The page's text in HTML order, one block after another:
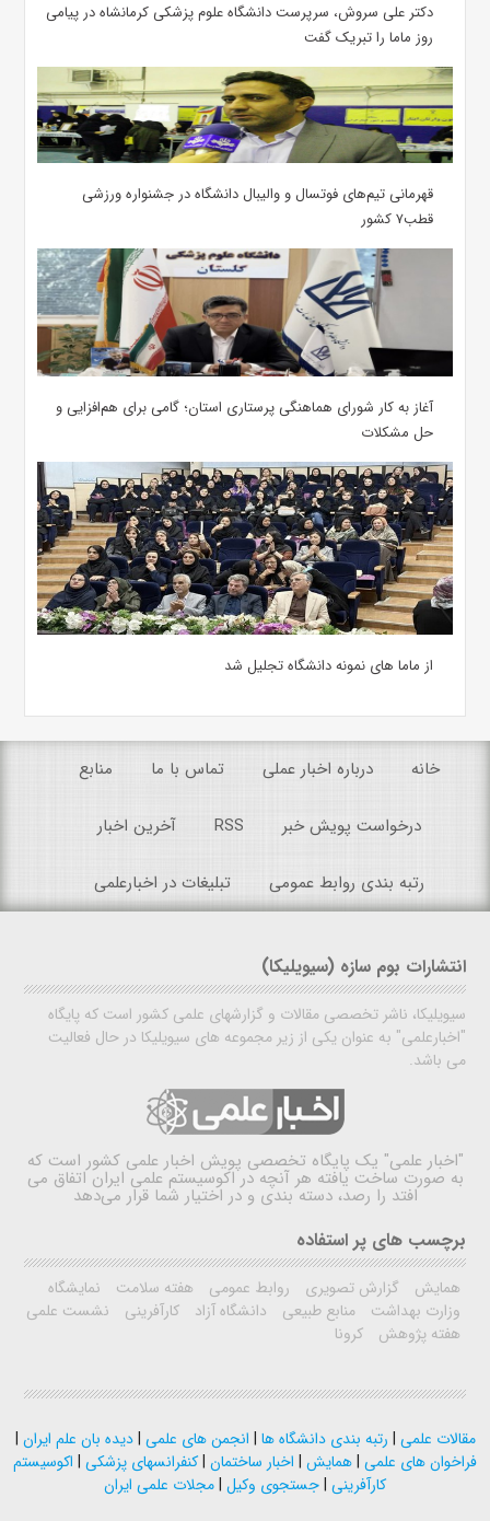
دکتر علی سروش، سرپرست دانشگاه علوم پزشکی کرمانشاه در پیامی
روز ماما را تبریک گفت
قهرمانی تیم‌های فوتسال و والیبال دانشگاه در جشنواره ورزشی
قطب۷ کشور
آغاز به کار شورای هماهنگی پرستاری استان؛ گامی برای هم‌افزایی و
حل مشکلات
از ماما های نمونه دانشگاه تجلیل شد
خانه درباره اخبار عملی تماس با ما منابع
درخواست پویش خبر RSS آخرین اخبار
رتبه بندی روابط عمومی تبلیغات در اخبارعلمی
انتشارات بوم سازه (سیویلیکا)
سیویلیکا، ناشر تخصصی مقالات و گزارشهای علمی کشور است که پایگاه
"اخبارعلمی" به عنوان یکی از زیر مجموعه های سیویلیکا در حال فعالیت
می باشد.
"اخبار علمی" یک پایگاه تخصصی پویش اخبار علمی کشور است که
به صورت ساخت یافته هر آنچه در اکوسیستم علمی ایران اتفاق می
افتد را رصد، دسته بندی و در اختیار شما قرار می‌دهد
برچسب های پر استفاده
همایش گزارش تصویری روابط عمومی هفته سلامت
نمایشگاه
وزارت بهداشت
منابع طبیعی دانشگاه آزاد کارآفرینی
نشست علمی
هفته پژوهش
کرونا
مقالات علمی | رتبه بندی دانشگاه ها | انجمن های علمی |دیده بان علم ایران |
فراخوان های علمی |همایش | اخبار ساختمان |کنفرانسهای پزشکی | اکوسیستم
کارآفرینی |جستجوی وکیل |مجلات علمی ایران